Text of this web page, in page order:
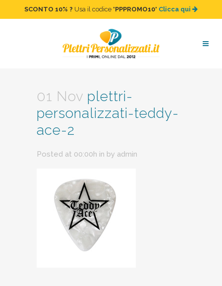
SCONTO 10% ? Usa il codice "PPPROMO10" Clicca qui
plettri-personalizzati-teddy-
ace-2
01 Nov plettri-
personalizzati-teddy-
ace-2
Posted at 00:00h in by admin